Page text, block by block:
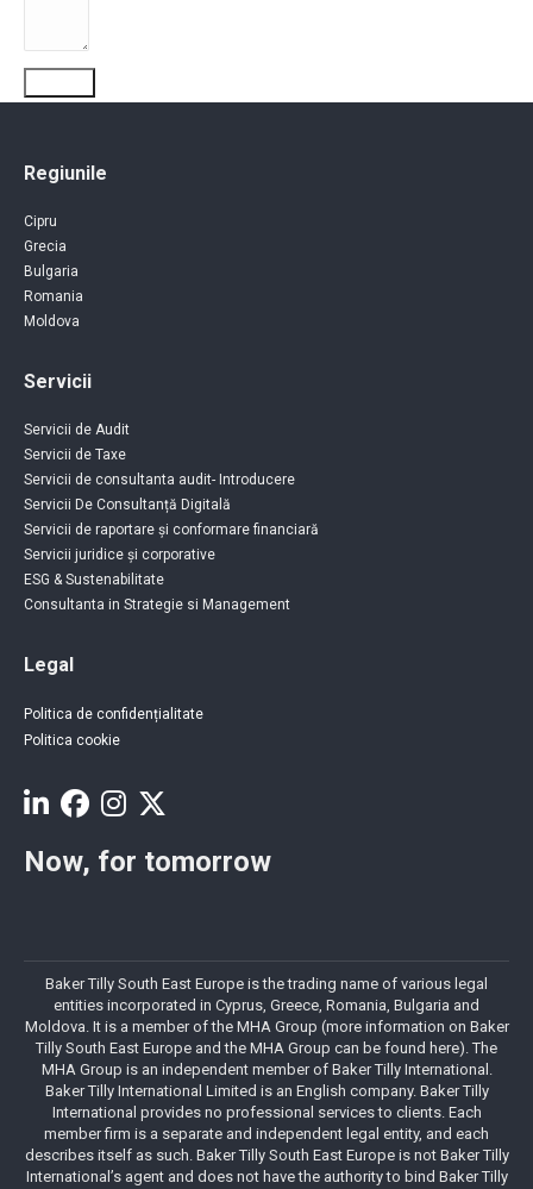
Regiunile
Cipru
Grecia
Bulgaria
Romania
Moldova
Servicii
Servicii de Audit
Servicii de Taxe
Servicii de consultanta audit- Introducere
Servicii De Consultanță Digitală
Servicii de raportare și conformare financiară
Servicii juridice și corporative
ESG & Sustenabilitate
Consultanta in Strategie si Management
Legal
Politica de confidențialitate
Politica cookie
Now, for tomorrow
Baker Tilly South East Europe is the trading name of various legal
entities incorporated in Cyprus, Greece, Romania, Bulgaria and
Moldova. It is a member of the MHA Group (more information on Baker
Tilly South East Europe and the MHA Group can be found here). The
MHA Group is an independent member of Baker Tilly International.
Baker Tilly International Limited is an English company. Baker Tilly
International provides no professional services to clients. Each
member firm is a separate and independent legal entity, and each
describes itself as such. Baker Tilly South East Europe is not Baker Tilly
International’s agent and does not have the authority to bind Baker Tilly